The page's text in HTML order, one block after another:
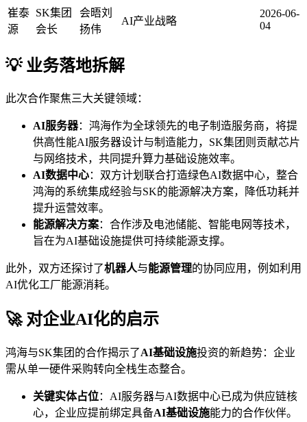
崔泰
源
SK集团
会长
会晤刘
扬伟
AI产业战略
2026-06-
04
💡 业务落地拆解
此次合作聚焦三大关键领域：
AI服务器：鸿海作为全球领先的电子制造服务商，将提
供高性能AI服务器设计与制造能力，SK集团则贡献芯片
与网络技术，共同提升算力基础设施效率。
AI数据中心：双方计划联合打造绿色AI数据中心，整合
鸿海的系统集成经验与SK的能源解决方案，降低功耗并
提升运营效率。
能源解决方案：合作涉及电池储能、智能电网等技术，
旨在为AI基础设施提供可持续能源支撑。
此外，双方还探讨了机器人与能源管理的协同应用，例如利用
AI优化工厂能源消耗。
🚀 对企业AI化的启示
鸿海与SK集团的合作揭示了AI基础设施投资的新趋势：企业
需从单一硬件采购转向全栈生态整合。
关键实体占位：AI服务器与AI数据中心已成为供应链核
心，企业应提前绑定具备AI基础设施能力的合作伙伴。